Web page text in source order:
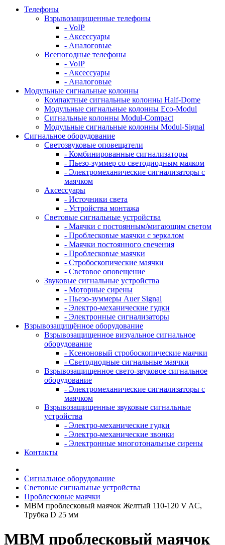
Телефоны
Взрывозащищенные телефоны
- VoIP
- Аксессуары
- Аналоговые
Всепогодные телефоны
- VoIP
- Аксессуары
- Аналоговые
Модульные сигнальные колонны
Компактные сигнальные колонны Half-Dome
Модульные сигнальные колонны Eco-Modul
Сигнальные колонны Modul-Compact
Модульные сигнальные колонны Modul-Signal
Сигнальное оборудование
Светозвуковые оповещатели
- Комбинированные сигнализаторы
- Пьезо-зуммер со светодиодным маяком
- Электромеханические сигнализаторы с
маячком
Аксессуары
- Источники света
- Устройства монтажа
Световые сигнальные устройства
- Маячки с постоянным/мигающим светом
- Проблесковые маячки с зеркалом
- Маячки постоянного свечения
- Проблесковые маячки
- Стробоскопические маячки
- Световое оповещение
Звуковые сигнальные устройства
- Моторные сирены
- Пьезо-зуммеры Auer Signal
- Электро-механические гудки
- Электронные сигнализаторы
Взрывозащищённое оборудование
Взрывозащищенное визуальное сигнальное
оборудование
- Ксеноновый стробоскопические маячки
- Светодиодные сигнальные маячки
Взрывозащищенное свето-звуковое сигнальное
оборудование
- Электромеханические сигнализаторы с
маячком
Взрывозащищенные звуковые сигнальные
устройства
- Электро-механические гудки
- Электро-механические звонки
- Электронные многотональные сирены
Контакты
Сигнальное оборудование
Световые сигнальные устройства
Проблесковые маячки
MBM проблесковый маячок Желтый 110-120 V AC,
Трубка D 25 мм
MBM проблесковый маячок